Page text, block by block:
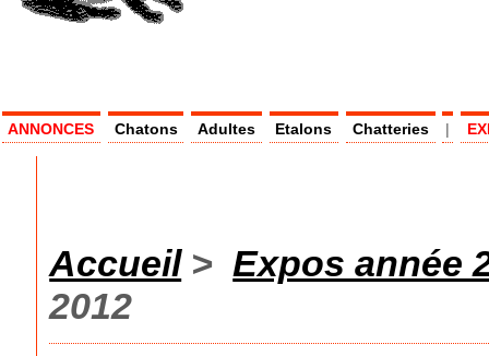
ANNONCES Chatons Adultes Etalons Chatteries |
Accueil>Expos année
2012